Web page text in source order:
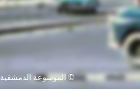
© الموسوعة الدمشقية 2025